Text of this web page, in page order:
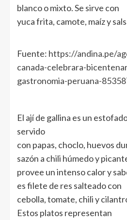
blanco o mixto. Se sirve con
yuca frita, camote, maíz y
Fuente: https://andina.pe/
canada-celebrara-
gastronomia-peruana-
El ají de gallina es un
servido
con papas, choclo, huevos
sazón a chili húmedo y
provee un intenso calor y
es filete de res salteado con
cebolla, tomate, chili y
Estos platos representan